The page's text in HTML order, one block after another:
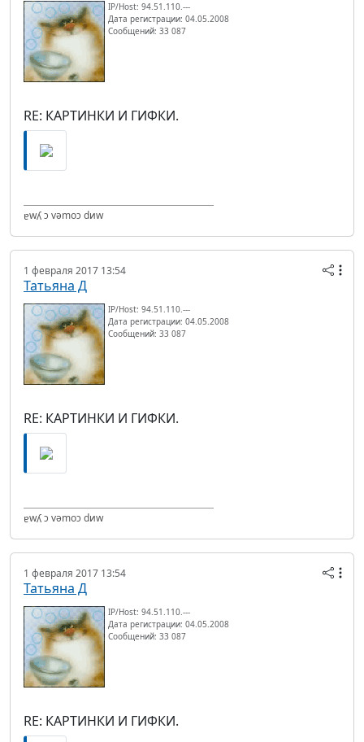
IP/Host: 94.51.110.---
Дата регистрации: 04.05.2008
Сообщений: 33 087
RE: КАРТИНКИ И ГИФКИ.
ɐwʎ ɔ vǝmоɔ dиw
1 февраля 2017 13:54
Татьяна Д
IP/Host: 94.51.110.---
Дата регистрации: 04.05.2008
Сообщений: 33 087
RE: КАРТИНКИ И ГИФКИ.
ɐwʎ ɔ vǝmоɔ dиw
1 февраля 2017 13:54
Татьяна Д
IP/Host: 94.51.110.---
Дата регистрации: 04.05.2008
Сообщений: 33 087
RE: КАРТИНКИ И ГИФКИ.